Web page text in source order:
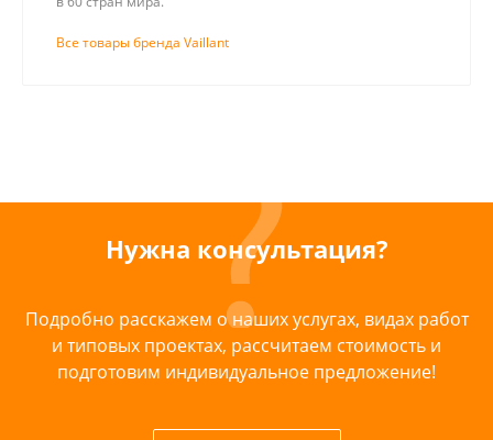
Все товары бренда Vaillant
Нужна консультация?
Подробно расскажем о наших услугах, видах работ
и типовых проектах, рассчитаем стоимость и
подготовим индивидуальное предложение!